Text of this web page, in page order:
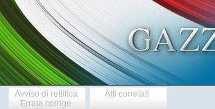
Avviso di rettifica
Errata corrige
Atti correlati